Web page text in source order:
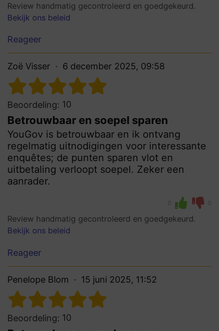
Review handmatig gecontroleerd en goedgekeurd.
Bekijk ons beleid
Reageer
Zoë Visser 6 december 2025, 09:58
Beoordeling: 10
Betrouwbaar en soepel sparen
YouGov is betrouwbaar en ik ontvang
regelmatig uitnodigingen voor interessante
enquêtes; de punten sparen vlot en
uitbetaling verloopt soepel. Zeker een
aanrader.
0 0
Review handmatig gecontroleerd en goedgekeurd.
Bekijk ons beleid
Reageer
Penelope Blom 15 juni 2025, 11:52
Beoordeling: 10